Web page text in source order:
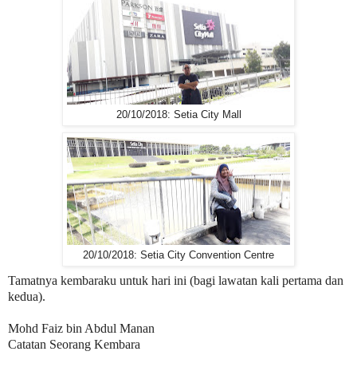
20/10/2018: Setia City Mall
20/10/2018: Setia City Convention Centre
Tamatnya kembaraku untuk hari ini (bagi lawatan kali pertama dan
kedua).
Mohd Faiz bin Abdul Manan
Catatan Seorang Kembara